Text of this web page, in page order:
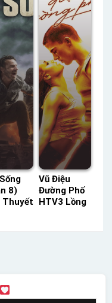
Tiếng
8)
Thuyết
Vũ Điệu
Đường Phố
HTV3 Lồng